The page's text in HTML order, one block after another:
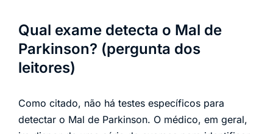
Qual exame detecta o Mal de
Parkinson? (pergunta dos
leitores)
Como citado, não há testes específicos para
detectar o Mal de Parkinson. O médico, em geral,